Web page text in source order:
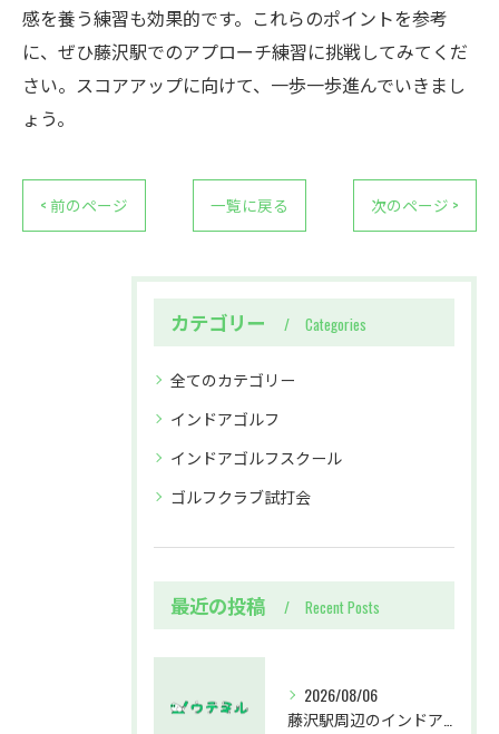
感を養う練習も効果的です。これらのポイントを参考
に、ぜひ藤沢駅でのアプローチ練習に挑戦してみてくだ
さい。スコアアップに向けて、一歩一歩進んでいきまし
ょう。
< 前のページ 一覧に戻る 次のページ >
カテゴリー Categories
全てのカテゴリー
インドアゴルフ
インドアゴルフスクール
ゴルフクラブ試打会
最近の投稿 Recent Posts
2026/08/06